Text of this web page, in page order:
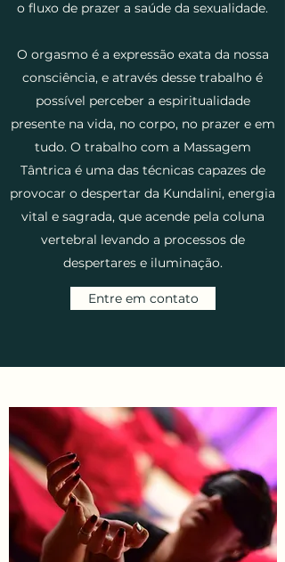
o fluxo de prazer a saúde da sexualidade.
O orgasmo é a expressão exata da nossa
consciência, e através desse trabalho é
possível perceber a espiritualidade
presente na vida, no corpo, no prazer e em
tudo. O trabalho com a Massagem
Tântrica é uma das técnicas capazes de
provocar o despertar da Kundalini, energia
vital e sagrada, que acende pela coluna
vertebral levando a processos de
despertares e iluminação.
Entre em contato